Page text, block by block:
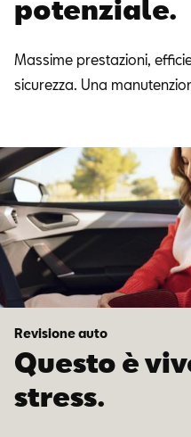
potenziale.
Massime prestazioni,
sicurezza. Una
Revisione auto
Questo è
stress.